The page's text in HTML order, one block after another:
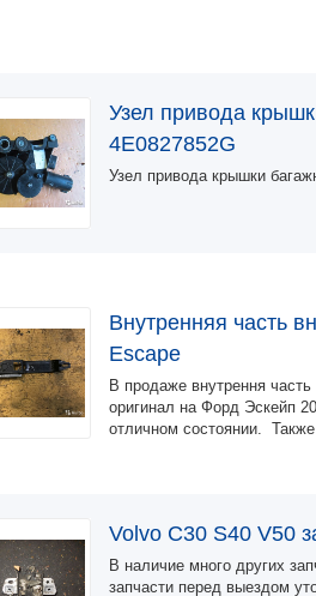
Узел привода
4E0827852G
Узел привода крышки
Внутренняя часть
Escape
В продаже внутрення
оригинал на Форд Эскейп
отличном состоянии.
Volvo C30 S40 V50
В наличие много других
запчасти перед выездом